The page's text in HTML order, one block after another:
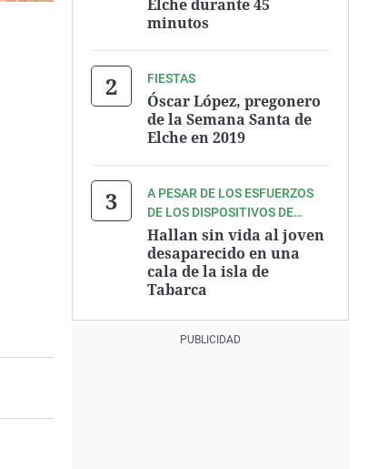
Elche durante 45
minutos
FIESTAS
Óscar López, pregonero
de la Semana Santa de
Elche en 2019
A PESAR DE LOS ESFUERZOS
DE LOS DISPOSITIVOS DE
RESCATE
Hallan sin vida al joven
desaparecido en una
cala de la isla de
Tabarca